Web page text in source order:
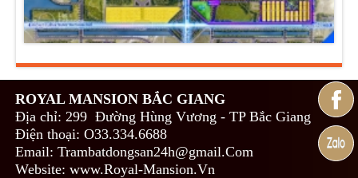
ROYAL MANSION BẮC GIANG
Địa chỉ: 299 Đường Hùng Vương - TP Bắc Giang
Điện thoại: O33.334.6688
Email: Trambatdongsan24h@gmail.Com
Website: www.Royal-Mansion.Vn